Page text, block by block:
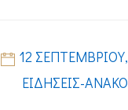
12
ΕΙΔΉΣΕΙΣ-